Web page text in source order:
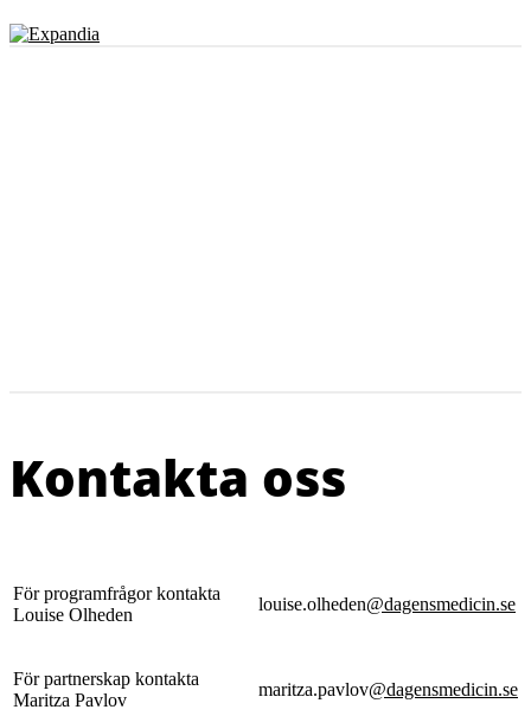
Kontakta oss
För programfrågor kontakta
Louise Olheden
louise.olheden@dagensmedicin.se
För partnerskap kontakta
Maritza Pavlov
maritza.pavlov@dagensmedicin.se